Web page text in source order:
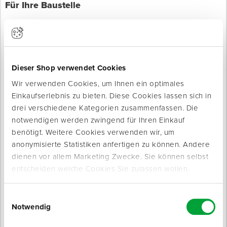
Dieser Shop verwendet Cookies
Wir verwenden Cookies, um Ihnen ein optimales
Einkaufserlebnis zu bieten. Diese Cookies lassen sich in
drei verschiedene Kategorien zusammenfassen. Die
notwendigen werden zwingend für Ihren Einkauf
benötigt. Weitere Cookies verwenden wir, um
anonymisierte Statistiken anfertigen zu können. Andere
dienen vor allem Marketing Zwecke. Sie können selbst
entscheiden welche Cookies Sie zulassen wollen.
Notwendig
Für Ihre Baustelle
Produkte werden geladen ...